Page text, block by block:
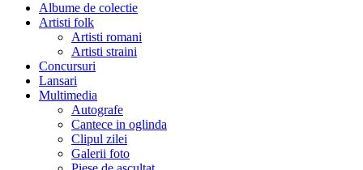
Albume de colectie
Artisti folk
Artisti romani
Artisti straini
Concursuri
Lansari
Multimedia
Autografe
Cantece in oglinda
Clipul zilei
Galerii foto